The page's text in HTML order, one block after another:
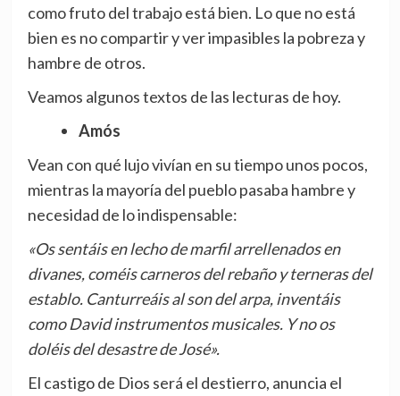
como fruto del trabajo está bien. Lo que no está
bien es no compartir y ver impasibles la pobreza y
hambre de otros.
Veamos algunos textos de las lecturas de hoy.
Amós
Vean con qué lujo vivían en su tiempo unos pocos,
mientras la mayoría del pueblo pasaba hambre y
necesidad de lo indispensable:
«Os sentáis en lecho de marfil arrellenados en
divanes, coméis carneros del rebaño y terneras del
establo. Canturreáis al son del arpa, inventáis
como David instrumentos musicales. Y no os
doléis del desastre de José».
El castigo de Dios será el destierro, anuncia el